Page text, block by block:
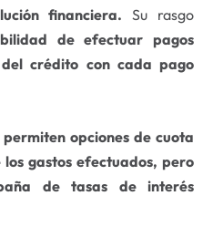
financiera. Su rasgo
de efectuar pagos
crédito con cada pago
opciones de cuota
gastos efectuados, pero
de tasas de interés